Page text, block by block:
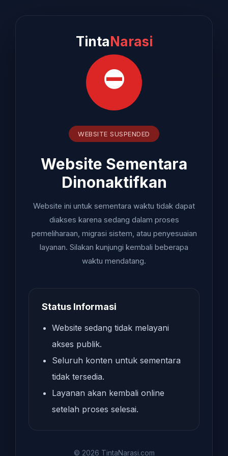
TintaNarasi
⛔
WEBSITE SUSPENDED
Website Sementara
Dinonaktifkan
Website ini untuk sementara waktu tidak dapat
diakses karena sedang dalam proses
pemeliharaan, migrasi sistem, atau penyesuaian
layanan. Silakan kunjungi kembali beberapa
waktu mendatang.
Status Informasi
Website sedang tidak melayani
akses publik.
Seluruh konten untuk sementara
tidak tersedia.
Layanan akan kembali online
setelah proses selesai.
© 2026 TintaNarasi.com